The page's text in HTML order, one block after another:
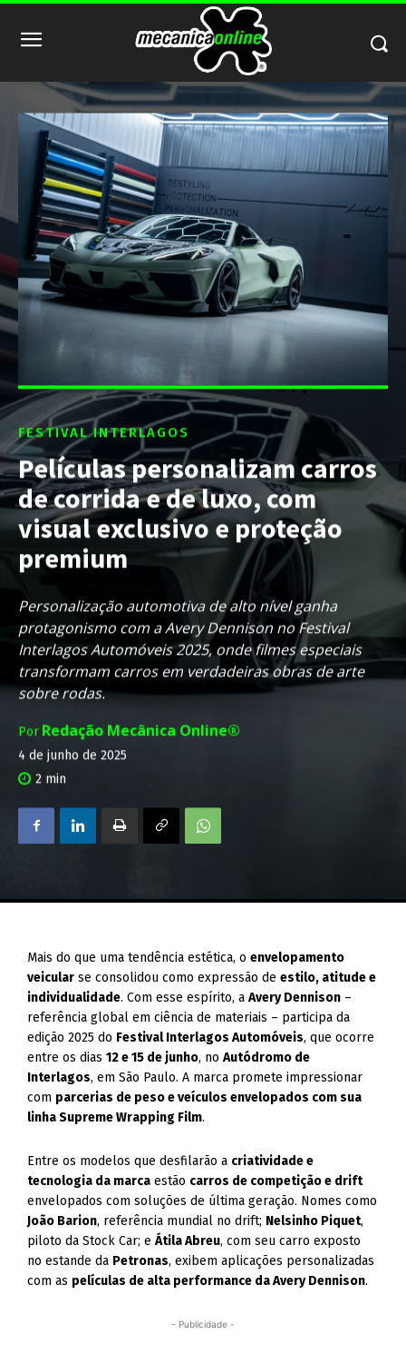
FESTIVAL INTERLAGOS
Películas personalizam carros
de corrida e de luxo, com
visual exclusivo e proteção
premium
Personalização automotiva de alto nível ganha
protagonismo com a Avery Dennison no Festival
Interlagos Automóveis 2025, onde filmes especiais
transformam carros em verdadeiras obras de arte
sobre rodas.
Por Redação Mecânica Online®
4 de junho de 2025
2 min
Mais do que uma tendência estética, oenvelopamento
veicular se consolidou como expressão deestilo, atitude e
individualidade. Com esse espírito, aAvery Dennison –
referência global em ciência de materiais – participa da
edição 2025 do Festival Interlagos Automóveis, que ocorre
entre os dias12 e 15 de junho, noAutódromo de
Interlagos, em São Paulo. A marca promete impressionar
com parcerias de peso e veículos envelopados com sua
linha Supreme Wrapping Film.
Entre os modelos que desfilarão a criatividade e
tecnologia da marca estão carros de competição e drift
envelopados com soluções de última geração. Nomes como
João Barion, referência mundial no drift; Nelsinho Piquet,
piloto da Stock Car; eÁtila Abreu, com seu carro exposto
no estande da Petronas, exibem aplicações personalizadas
com as películas de alta performance da Avery Dennison.
- Publicidade -